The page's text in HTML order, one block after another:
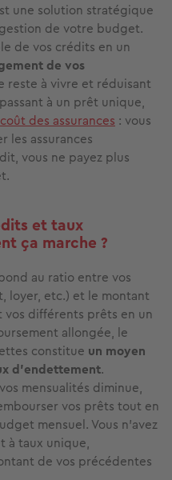
une solution stratégique
de votre budget.
de vos crédits en un
de vos
reste à vivre et réduisant
à un prêt unique,
coût des assurances : vous
les assurances
vous ne payez plus
et taux
ça marche ?
au ratio entre vos
loyer, etc.) et le montant
vos différents prêts en un
allongée, le
constitue un moyen
d’endettement.
mensualités diminue,
vos prêts tout en
mensuel. Vous n’avez
à taux unique,
de vos précédentes